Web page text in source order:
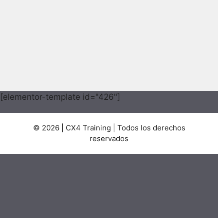
[elementor-template id="426"]
© 2026 | CX4 Training | Todos los derechos
reservados